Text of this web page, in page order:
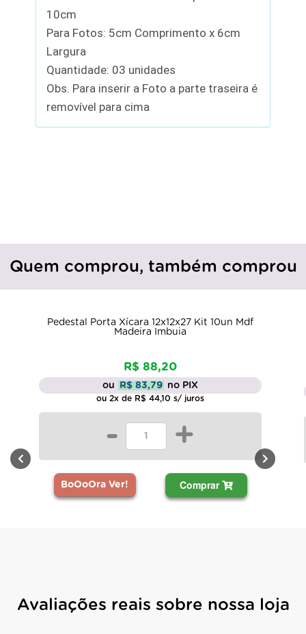
10cm
Para Fotos: 5cm Comprimento x 6cm
Largura
Quantidade: 03 unidades
Obs. Para inserir a Foto a parte traseira é
removível para cima
Quem comprou, também comprou
Pedestal Porta Xícara 12x12x27 Kit 10un Mdf
Madeira Imbuia
R$ 88,20
ou R$ 83,79 no PIX
ou 2x de R$ 44,10 s/ juros
- +
BoOoOra Ver! Comprar
Avaliações reais sobre nossa loja